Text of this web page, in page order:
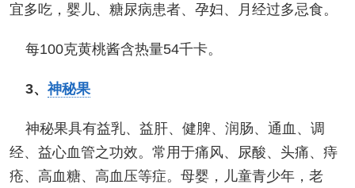
宜多吃，婴儿、糖尿病患者、孕妇、月经过多忌食。
每100克黄桃酱含热量54千卡。
3、 神秘果
神秘果具有益乳、益肝、健脾、润肠、通血、调
经、益心血管之功效。常用于痛风、尿酸、头痛、痔
疮、高血糖、高血压等症。母婴，儿童青少年，老